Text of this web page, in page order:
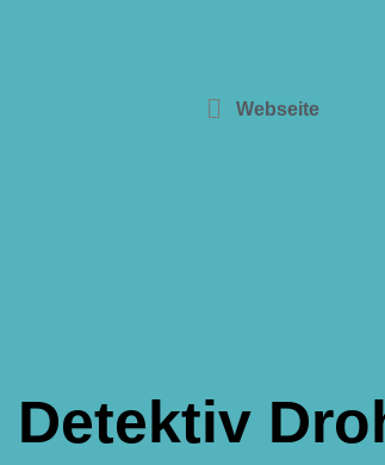
Webseite
Detektiv